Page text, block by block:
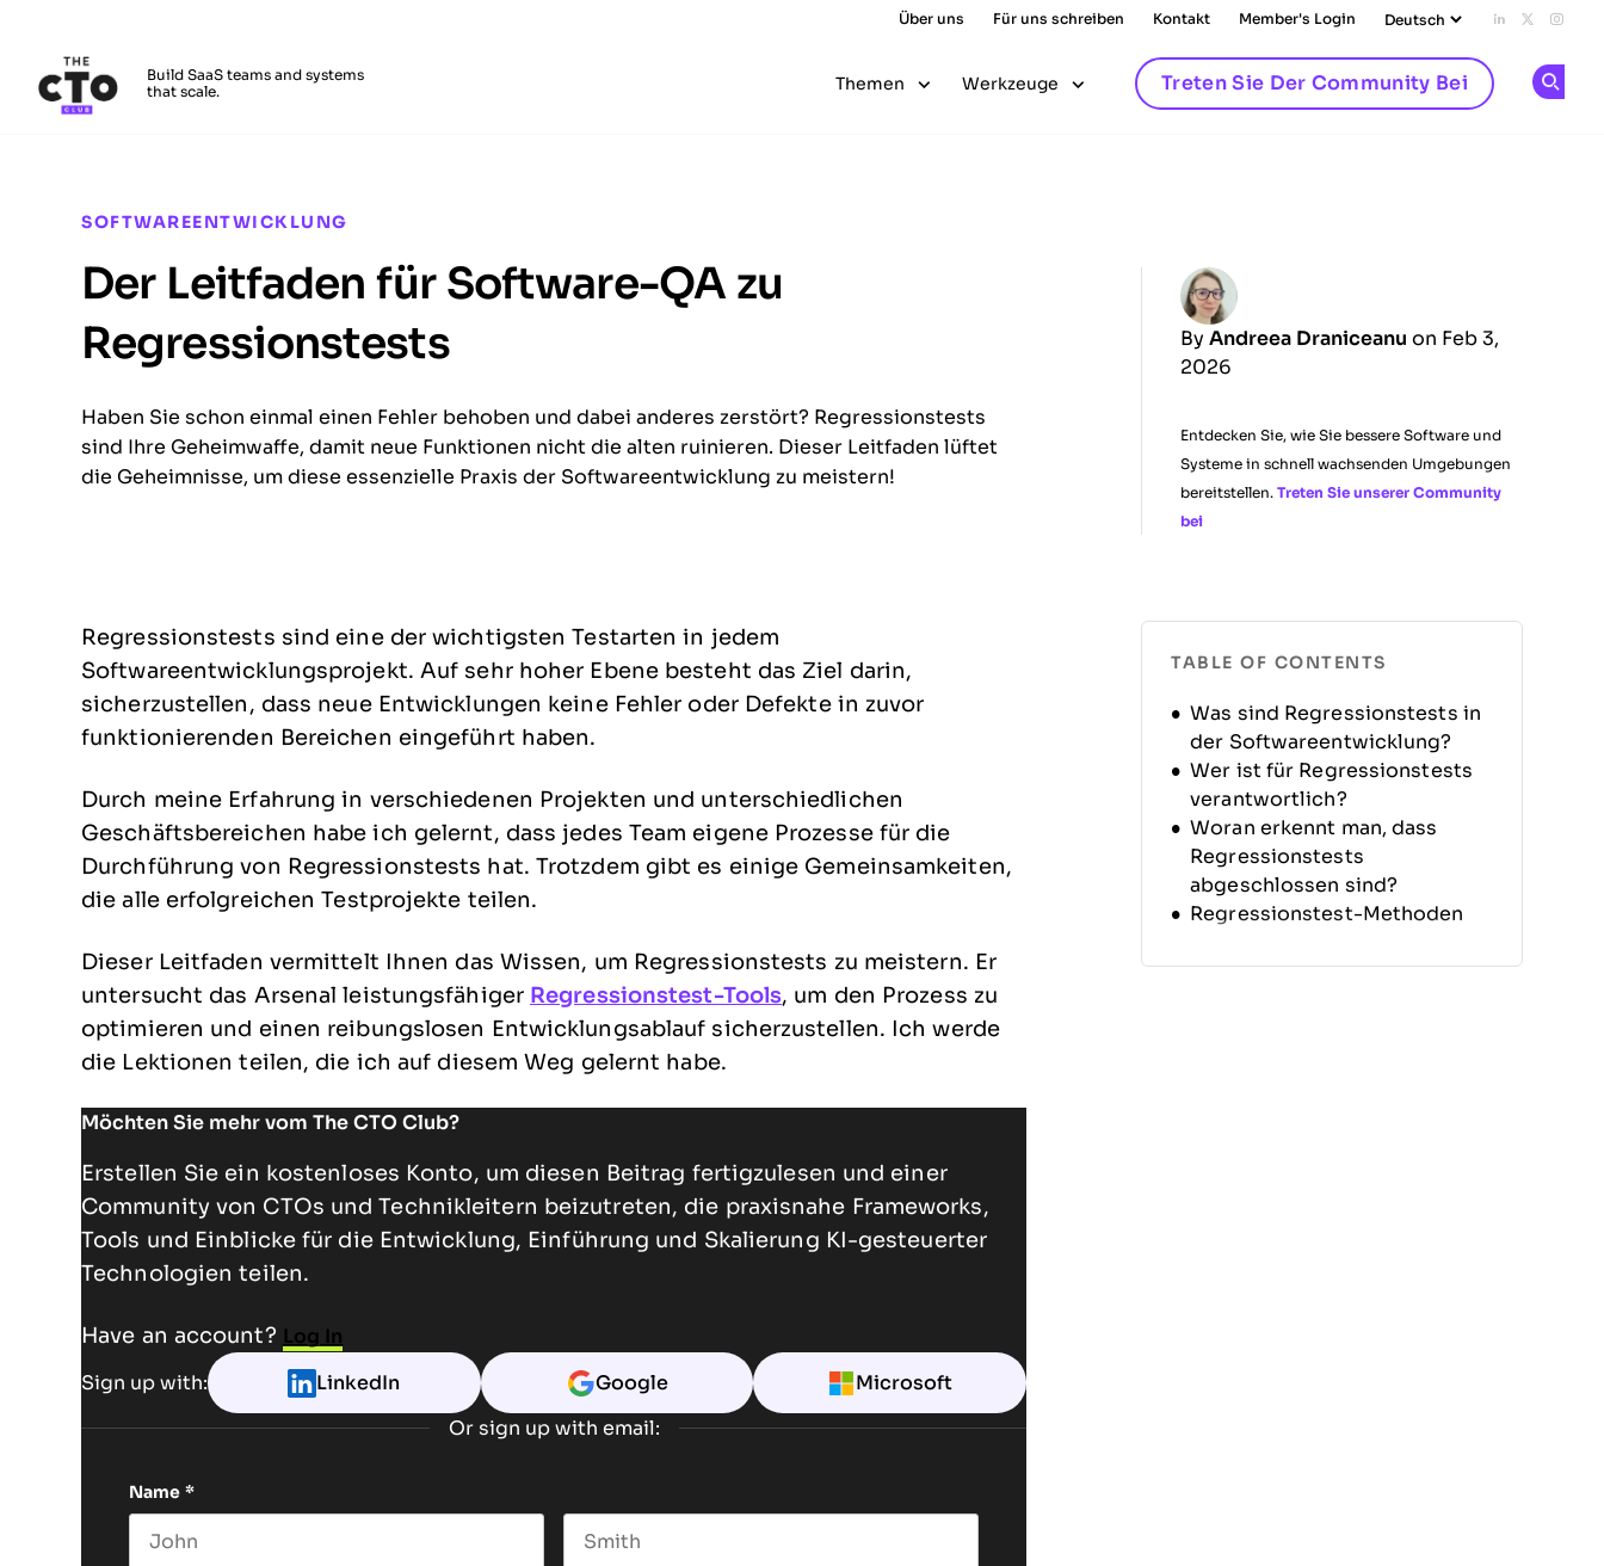
Über uns Für uns schreiben Kontakt Member's Login Add us on
Follow
Build SaaS teams and systems
that scale.
Themen Werkzeuge Treten Sie Der Community Bei
SOFTWAREENTWICKLUNG
Der Leitfaden für Software-QA zu
Regressions­tests
By Andreea Draniceanu on Feb 3,
2026
Entdecken Sie, wie Sie bessere Software und
Systeme in schnell wachsenden Umgebungen
bereitstellen. Treten Sie unserer Community
bei
Haben Sie schon einmal einen Fehler behoben und dabei anderes zerstört? Regressions­tests
sind Ihre Geheimwaffe, damit neue Funktionen nicht die alten ruinieren. Dieser Leitfaden lüftet
die Geheimnisse, um diese essenzielle Praxis der Softwareentwicklung zu meistern!
Regressionstests sind eine der wichtigsten Testarten in jedem
Softwareentwicklungsprojekt. Auf sehr hoher Ebene besteht das Ziel darin,
sicherzustellen, dass neue Entwicklungen keine Fehler oder Defekte in zuvor
funktionierenden Bereichen eingeführt haben.
Durch meine Erfahrung in verschiedenen Projekten und unterschiedlichen
Geschäftsbereichen habe ich gelernt, dass jedes Team eigene Prozesse für die
Durchführung von Regressionstests hat. Trotzdem gibt es einige Gemeinsamkeiten,
die alle erfolgreichen Testprojekte teilen.
Dieser Leitfaden vermittelt Ihnen das Wissen, um Regressionstests zu meistern. Er
untersucht das Arsenal leistungsfähiger Regressionstest-Tools, um den Prozess zu
optimieren und einen reibungslosen Entwicklungsablauf sicherzustellen. Ich werde
die Lektionen teilen, die ich auf diesem Weg gelernt habe.
Möchten Sie mehr vom The CTO Club?
Erstellen Sie ein kostenloses Konto, um diesen Beitrag fertigzulesen und einer
Community von CTOs und Technikleitern beizutreten, die praxisnahe Frameworks,
Tools und Einblicke für die Entwicklung, Einführung und Skalierung KI-gesteuerter
Technologien teilen.
Have an account? Log In
Sign up with: LinkedIn Google Microsoft
Or sign up with email:
Name *
TABLE OF CONTENTS
Was sind Regressions­tests in
der Softwareentwicklung?
Wer ist für Regressions­tests
verantwortlich?
Woran erkennt man, dass
Regressions­tests
abgeschlossen sind?
Regressions­test-Methoden